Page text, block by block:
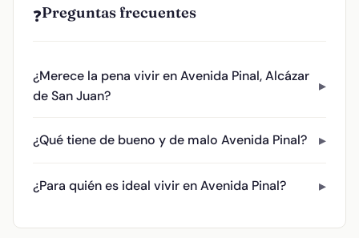
❓Preguntas frecuentes
¿Merece la pena vivir en Avenida Pinal, Alcázar
de San Juan?
¿Qué tiene de bueno y de malo Avenida Pinal?
¿Para quién es ideal vivir en Avenida Pinal?